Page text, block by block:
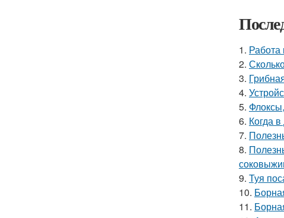
1. Работа
2.
3.
4.
5.
6. Когда
7.
8.
9. Туя
10.
11.